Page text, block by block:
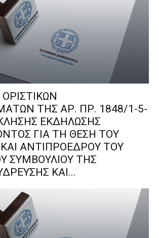
ΤΗΣ ΑΡ. ΠΡ. 1848/1-5-
ΕΚΔΗΛΩΣΗΣ
ΓΙΑ ΤΗ ΘΕΣΗ ΤΟΥ
ΑΝΤΙΠΡΟΕΔΡΟΥ ΤΟΥ
ΣΥΜΒΟΥΛΙΟΥ ΤΗΣ
ΚΑΙ...